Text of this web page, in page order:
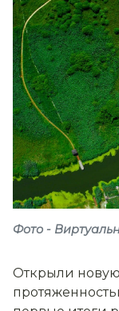
Фото -
Открыли новую